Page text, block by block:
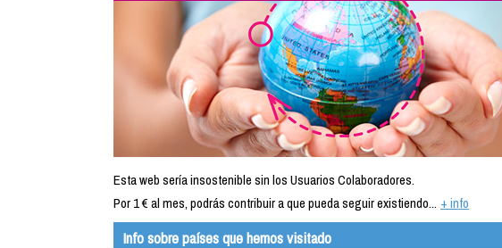
Esta web sería insostenible sin los Usuarios Colaboradores.
Por 1 € al mes, podrás contribuir a que pueda seguir existiendo... + info
Info sobre países que hemos visitado